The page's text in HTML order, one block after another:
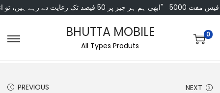
"ابھی ہم ہر چیز پر 50 فیصد تک رعایت دے رہے ہیں، تو انتظار کس بات کا؟" فیس مفت
BHUTTA MOBILE
All Types Produts
0
PREVIOUS NEXT